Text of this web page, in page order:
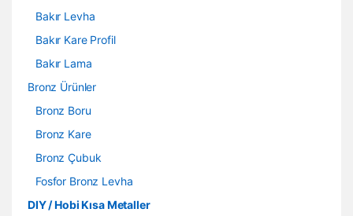
Bakır Levha
Bakır Kare Profil
Bakır Lama
Bronz Ürünler
Bronz Boru
Bronz Kare
Bronz Çubuk
Fosfor Bronz Levha
DIY / Hobi Kısa Metaller